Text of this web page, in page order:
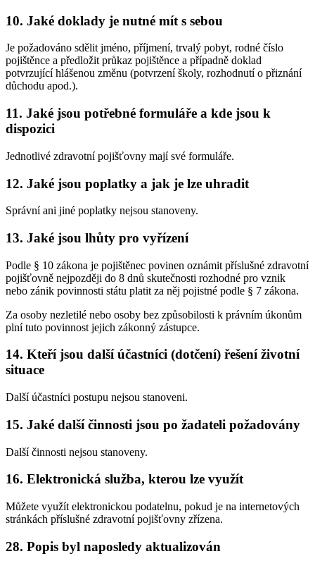
10. Jaké doklady je nutné mít s sebou
Je požadováno sdělit jméno, příjmení, trvalý pobyt, rodné číslo
pojištěnce a předložit průkaz pojištěnce a případně doklad
potvrzující hlášenou změnu (potvrzení školy, rozhodnutí o přiznání
důchodu apod.).
11. Jaké jsou potřebné formuláře a kde jsou k
dispozici
Jednotlivé zdravotní pojišťovny mají své formuláře.
12. Jaké jsou poplatky a jak je lze uhradit
Správní ani jiné poplatky nejsou stanoveny.
13. Jaké jsou lhůty pro vyřízení
Podle § 10 zákona je pojištěnec povinen oznámit příslušné zdravotní
pojišťovně nejpozději do 8 dnů skutečnosti rozhodné pro vznik
nebo zánik povinnosti státu platit za něj pojistné podle § 7 zákona.
Za osoby nezletilé nebo osoby bez způsobilosti k právním úkonům
plní tuto povinnost jejich zákonný zástupce.
14. Kteří jsou další účastníci (dotčení) řešení životní
situace
Další účastníci postupu nejsou stanoveni.
15. Jaké další činnosti jsou po žadateli požadovány
Další činnosti nejsou stanoveny.
16. Elektronická služba, kterou lze využít
Můžete využít elektronickou podatelnu, pokud je na internetových
stránkách příslušné zdravotní pojišťovny zřízena.
28. Popis byl naposledy aktualizován